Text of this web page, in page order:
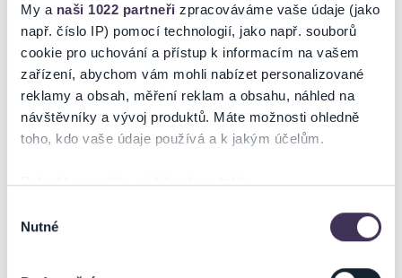
My a naši 1022 partneři zpracováváme vaše údaje (jako
např. číslo IP) pomocí technologií, jako např. souborů
cookie pro uchování a přístup k informacím na vašem
zařízení, abychom vám mohli nabízet personalizované
reklamy a obsah, měření reklam a obsahu, náhled na
návštěvníky a vývoj produktů. Máte možnosti ohledně
toho, kdo vaše údaje používá a k jakým účelům.
Pokud to povolíte, rádi bychom také:
které mohou být přesné na několik metrů
skenování pro konkrétní charakteristiky (otisk prstu)
souhlasu
Nutné
Nenechte si ujít příležitost setkat se s tímto pohotovým
moderátorem a jeho hvězdnými hosty tváří v tvář.
Ticketportal je zárukou pravosti vstupenek
zakoupených na přeprodejních portálech. Ticketportal s
těmito společnostmi nemá nic společného a tento